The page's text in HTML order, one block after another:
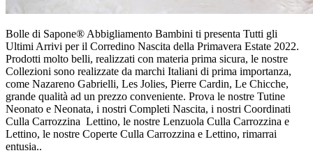
Bolle di Sapone® Abbigliamento Bambini ti presenta Tutti gli
Ultimi Arrivi per il Corredino Nascita della Primavera Estate 2022.
Prodotti molto belli, realizzati con materia prima sicura, le nostre
Collezioni sono realizzate da marchi Italiani di prima importanza,
come Nazareno Gabrielli, Les Jolies, Pierre Cardin, Le Chicche,
grande qualità ad un prezzo conveniente. Prova le nostre Tutine
Neonato e Neonata, i nostri Completi Nascita, i nostri Coordinati
Culla Carrozzina Lettino, le nostre Lenzuola Culla Carrozzina e
Lettino, le nostre Coperte Culla Carrozzina e Lettino, rimarrai
entusia..